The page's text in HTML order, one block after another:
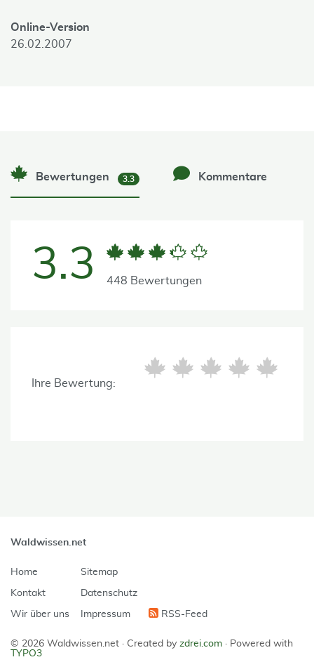
Online-Version
26.02.2007
Bewertungen 3.3 Kommentare
3.3 448 Bewertungen
Ihre Bewertung:
Waldwissen.net
Home
Kontakt
Wir über uns
Sitemap
Datenschutz
Impressum RSS-Feed
© 2026 Waldwissen.net · Created by zdrei.com · Powered with
TYPO3